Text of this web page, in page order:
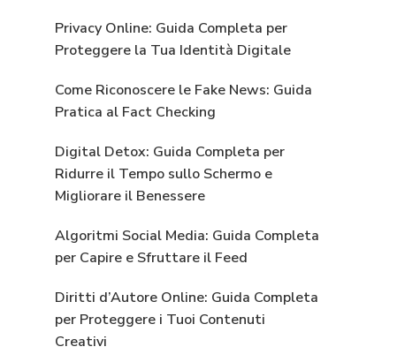
Privacy Online: Guida Completa per
Proteggere la Tua Identità Digitale
Come Riconoscere le Fake News: Guida
Pratica al Fact Checking
Digital Detox: Guida Completa per
Ridurre il Tempo sullo Schermo e
Migliorare il Benessere
Algoritmi Social Media: Guida Completa
per Capire e Sfruttare il Feed
Diritti d’Autore Online: Guida Completa
per Proteggere i Tuoi Contenuti
Creativi